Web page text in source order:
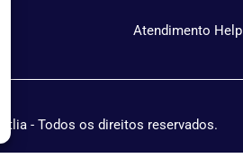
Atendimento
Antlia - Todos os direitos reservados.